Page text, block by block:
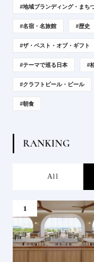
#地域ブランディング・まち
#名宿・名旅館 #歴史
#ザ・ベスト・オブ・ギフト
#テーマで巡る日本 #
#クラフトビール・ビール
#朝食
RANKING
All